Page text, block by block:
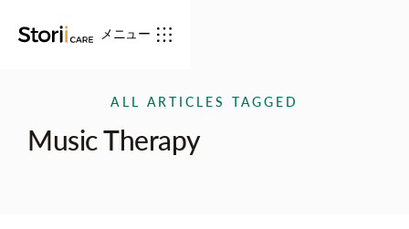
メニュー
ALL ARTICLES TAGGED
Music Therapy